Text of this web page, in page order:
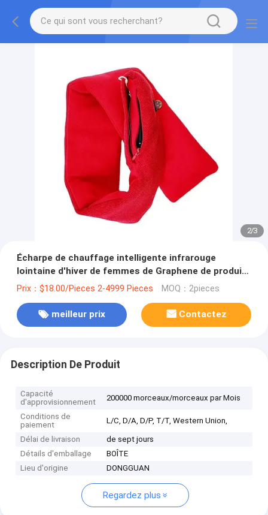
2/3
Écharpe de chauffage intelligente infrarouge
lointaine d'hiver de femmes de Graphene de produits
de haute qualité en gros de personnalisation
Prix：$18.00/Pieces 2-4999 Pieces MOQ：2pieces
meilleur prix Contactez
Description De Produit
Capacité
d'approvisionnement
200000 morceaux/morceaux par Mois
Conditions de
paiement
L/C, D/A, D/P, T/T, Western Union,
Délai de livraison
de sept jours
Détails d'emballage
BOÎTE
Lieu d'origine
DONGGUAN
Regardez plus